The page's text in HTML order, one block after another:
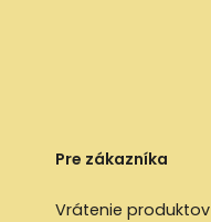
Pre zákazníka
Vrátenie produktov